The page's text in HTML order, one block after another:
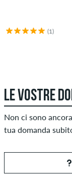
(1)
LE VOSTRE
Non ci sono
tua domanda